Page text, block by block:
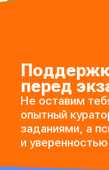
перед
Не оставим
опытный
заданиями, а
и